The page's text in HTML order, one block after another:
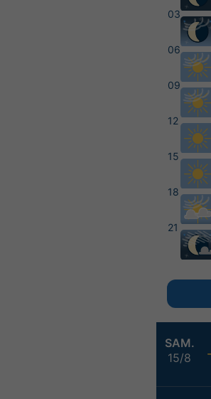
SAM.
15/8
03
06
09
12
15
18
21